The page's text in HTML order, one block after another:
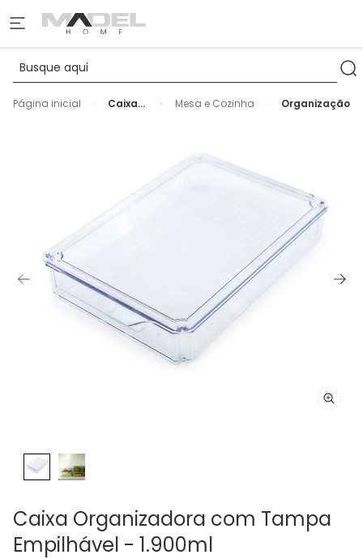
Página inicial
Caixa
Mesa e Cozinha Organização
Caixa Organizadora com Tampa
Empilhável - 1.900ml